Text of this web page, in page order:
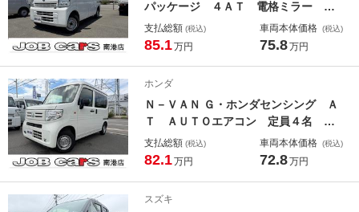
パッケージ ４ＡＴ 電格ミラー パ
ワーウインドウ キーレス オーバー
ヘッドシェルフ ＣＤ再生 ＡＵＴＯ
ン 軽箱
支払総額 (税込)
85.1万円
車両本体価格 (税込)
75.8万円
ホンダ
Ｎ－ＶＡＮ Ｇ・ホンダセンシング Ａ
Ｔ ＡＵＴＯエアコン 定員４名 キ
ーレス パワーウインドウ ラジオ
衝突軽減ブレーキ 車線逸脱警報 プ
支払総額 (税込)
82.1万円
車両本体価格 (税込)
72.8万円
スズキ